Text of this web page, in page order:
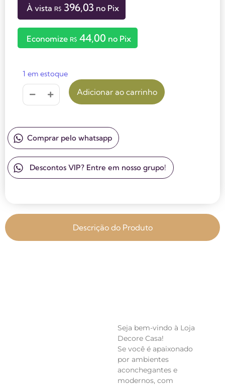
À vista R$396,03 no Pix
Economize R$44,00 no Pix
1 em estoque
Adicionar ao carrinho
Comprar pelo whatsapp
Descontos VIP? Entre em nosso grupo!
Descrição do Produto
Seja bem-vindo à Loja
Decore Casa!
Se você é apaixonado
por ambientes
aconchegantes e
modernos, com